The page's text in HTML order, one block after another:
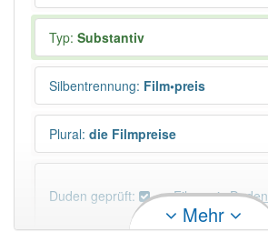
Typ: Substantiv
Silbentrennung: Film•preis
Plural: die Filmpreise
Duden geprüft: Filmpreis Duden
Mehr